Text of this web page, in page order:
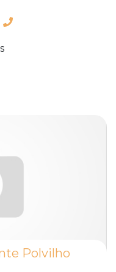
Polvilho